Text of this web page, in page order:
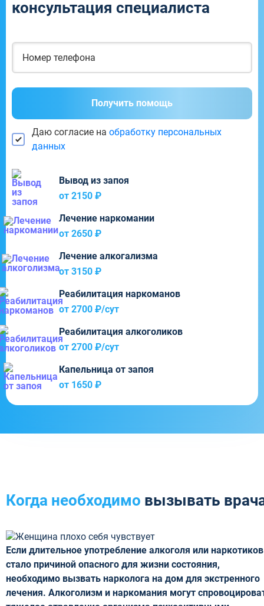
консультация специалиста
Получить помощь
Даю согласие на обработку персональных
данных
Вывод из запоя
от 2150 ₽
Лечение наркомании
от 2650 ₽
Лечение алкогализма
от 3150 ₽
Реабилитация наркоманов
от 2700 ₽/cут
Реабилитация алкоголиков
от 2700 ₽/cут
Капельница от запоя
от 1650 ₽
Когда необходимо вызывать
Если длительное употребление алкоголя или наркотиков
стало причиной опасного для жизни состояния,
необходимо вызвать нарколога на дом для экстренного
лечения. Алкоголизм и наркомания могут